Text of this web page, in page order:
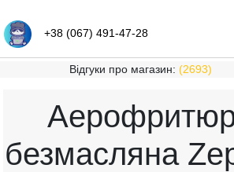
+38 (067) 491-47-28
Відгуки про магазин: (2693)
безмасляна